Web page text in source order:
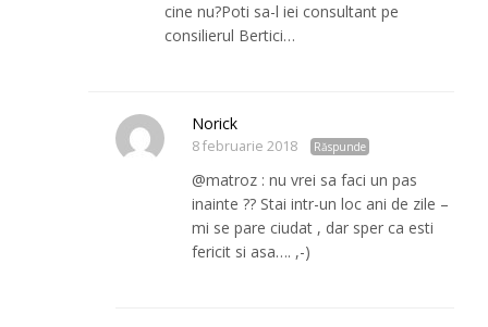
cine nu?Poti sa-l iei consultant pe
consilierul Bertici…
Norick
8 februarie 2018 Răspunde
@matroz : nu vrei sa faci un pas
inainte ?? Stai intr-un loc ani de zile –
mi se pare ciudat , dar sper ca esti
fericit si asa…. ,-)